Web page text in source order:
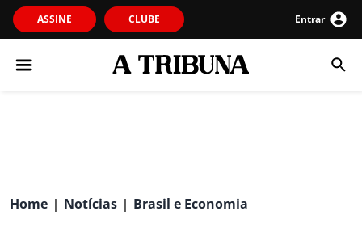
ASSINE CLUBE Entrar
Home | Notícias | Brasil e Economia